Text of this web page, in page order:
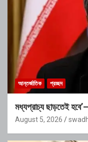
আন্তর্জাতিক প্রচ্ছদ
মধ্যপ্রাচ্য ছাড়তেই
August 5, 2026